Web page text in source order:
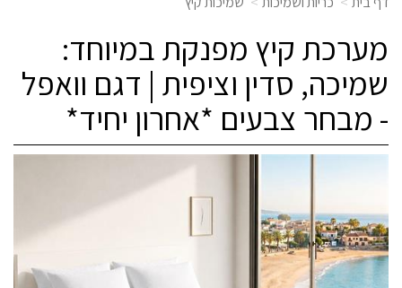
מערכת קיץ מפנקת במיוחד:
שמיכה, סדין וציפית | דגם וואפל
- מבחר צבעים *אחרון יחיד*